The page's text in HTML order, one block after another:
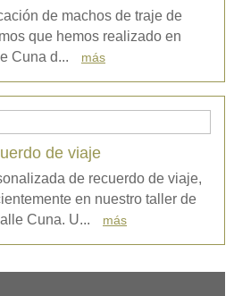
de machos de traje de
que hemos realizado en
Cuna d...
más
de viaje
de recuerdo de viaje,
en nuestro taller de
Cuna. U...
más